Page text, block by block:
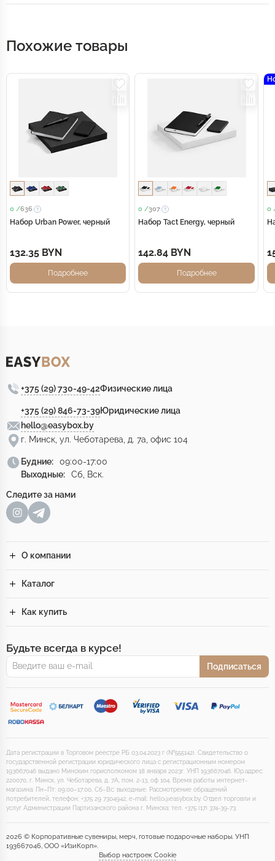
Похожие товары
0 /636
Набор Urban Power, черный
132.35 BYN
Подробнее
0 /307
Набор Tact Energy, черный
142.84 BYN
Подробнее
0
+375 (29) 730-49-42Физические лица
+375 (29) 846-73-39Юридические лица
hello@easybox.by
г. Минск, ул. Чеботарева, д. 7а, офис 104
Будние:
09:00-17:00
Выходные:
Сб, Вск.
Следите за нами
О компании
Каталог
Как купить
Будьте всегда в курсе!
Подписаться
Дата регистрации в Торговом реестре РБ 03.04.2023 г (№555142). Свидетельство о
государственной регистрации юридического лица с регистрационным номером
193667046 выдано Минским горисполкомом 18 января 2023г. УНП 193667046. Юр.адрес:
220070, г. Минск, ул. Чеботарева, д. 7А, пом. 2-13, оф 104. Время работы интернет-
магазина: Пн–Пт: 09:00–17:00, Сб–Вс: выходные. Рассмотрение обращений
потребителей, телефон: +375 29 7304942, e-mail: hello@easybox.by. Отдел торговли и
услуг Администрации Партизанского района г. Минска: тел. +375 (17) 374-39-73.
2026 © Корпоративные сувениры, мерч, готовые подарочные наборы. УНП
193667046, ООО «ИзиКорп».
Выбор настроек Cookie